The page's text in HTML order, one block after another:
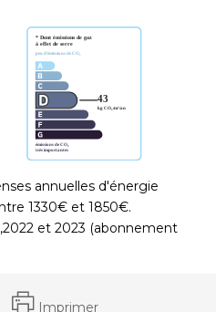
annuelles d'énergie
1330€ et 1850€.
et 2023 (abonnement
Imprimer